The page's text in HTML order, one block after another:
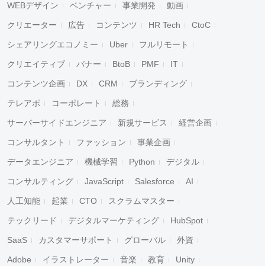
WEBデザイン ベンチャー 事業開発 動画
クリエーター 広告 コンテンツ HR Tech CtoC
シェアリングエコノミー Uber フルリモート
クリエイティブ バナー BtoB PMF IT
コンテンツ企画 DX CRM ブランディング
テレアポ コーポレート 総務
サーバーサイドエンジニア 新規サービス 経営企画
コンサルタント ファッション 事業企画
データエンジニア 機械学習 Python デジタル
コンサルティング JavaScript Salesforce AI
人工知能 起業 CTO スクラムマスター
テックリード デジタルマーケティング HubSpot
SaaS カスタマーサポート グローバル 外資
Adobe イラストレーター 音楽 教育 Unity